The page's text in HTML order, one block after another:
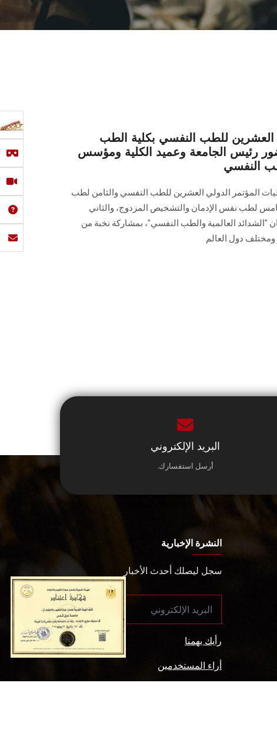
العشرين للطب النفسي بكلية الطب
رئيس الجامعة وعميد الكلية ومؤسس
النفسي
المؤتمر الدولي العشرين للطب النفسي والثامن لطب
لطب نفس الإدمان والتشخيص المزدوج، والثاني
العالمية والطب النفسي"، بمشاركة نخبة من
دول العالم
البريد الإلكتروني
أرسل استفسارك.
النشرة الإخبارية
سجل ليصلك أحدث الأخبار
رأيك يهمنا
أراء المستخدمين